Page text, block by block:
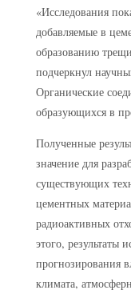
«Исследования
добавляемые в
образованию
подчеркнул
Органические
образующихся в
Полученные
значение для
существующих
цементных
радиоактивных
этого, результаты
прогнозирования
климата,